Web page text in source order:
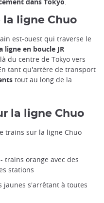
la ligne Chuo
est-ouest qui traverse le
ligne en boucle JR
du centre de Tokyo vers
tant qu'artère de transport
tout au long de la
la ligne Chuo
trains sur la ligne Chuo
- trains orange avec des
stations
jaunes s'arrêtant à toutes